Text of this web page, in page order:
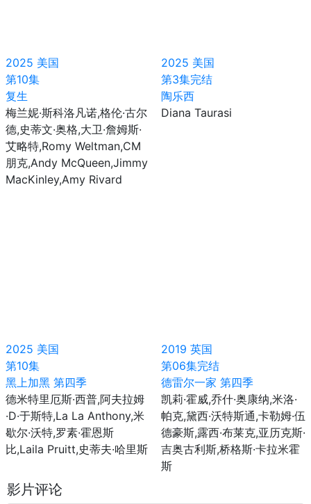
2025 美国
第10集
复生
梅兰妮·斯科洛凡诺,格伦·古尔
德,史蒂文·奥格,大卫·詹姆斯·
艾略特,Romy Weltman,CM
朋克,Andy McQueen,Jimmy
MacKinley,Amy Rivard
2025 美国
第3集完结
陶乐西
Diana Taurasi
2025 美国
第10集
黑上加黑 第四季
德米特里厄斯·西普,阿夫拉姆
·D·于斯特,La La Anthony,米
歇尔·沃特,罗素·霍恩斯
比,Laila Pruitt,史蒂夫·哈里斯
2019 英国
第06集完结
德雷尔一家 第四季
凯莉·霍威,乔什·奥康纳,米洛·
帕克,黛西·沃特斯通,卡勒姆·伍
德豪斯,露西·布莱克,亚历克斯·
吉奥古利斯,桥格斯·卡拉米霍
斯
影片评论